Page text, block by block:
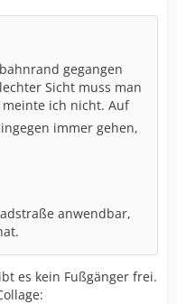
gegangen
Sicht muss man
ich nicht. Auf
immer gehen,
anwendbar,
es kein Fußgänger frei.